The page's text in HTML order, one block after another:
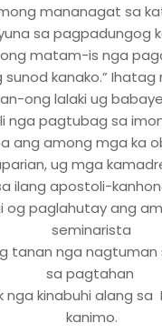
mananagat sa
sa pagpadungog
matam-is nga
sunod kanako.”
ong lalaki ug
nga pagtubag sa
ang among mga ka
ug mga
ilang apostoli-
og paglahutay ang
seminarista
tanan nga nagtuman
sa pagtahan
nga kinabuhi alang
kanimo.